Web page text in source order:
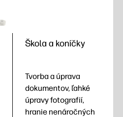
Škola a koníčky
Tvorba a úprava
dokumentov, ľahké
úpravy fotografií,
hranie nenáročných